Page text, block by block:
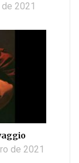
2021
de 2021